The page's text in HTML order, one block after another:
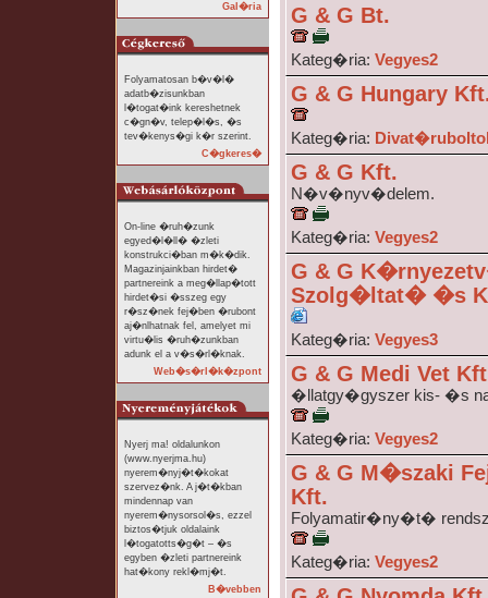
Gal�ria
Folyamatosan b�v�l�
adatb�zisunkban
l�togat�ink kereshetnek
c�gn�v, telep�l�s, �s
tev�kenys�gi k�r szerint.
C�gkeres�
On-line �ruh�zunk
egyed�l�ll� �zleti
konstrukci�ban m�k�dik.
Magazinjainkban hirdet�
partnereink a meg�llap�tott
hirdet�si �sszeg egy
r�sz�nek fej�ben �rubont
aj�nlhatnak fel, amelyet mi
virtu�lis �ruh�zunkban
adunk el a v�s�rl�knak.
Web�s�rl�k�zpont
Nyerj ma! oldalunkon
(www.nyerjma.hu)
nyerem�nyj�t�kokat
szervez�nk. A j�t�kban
mindennap van
nyerem�nysorsol�s, ezzel
biztos�tjuk oldalaink
l�togatotts�g�t – �s
egyben �zleti partnereink
hat�kony rekl�mj�t.
B�vebben
G & G Bt.
Kateg�ria: Vegyes2
G & G Hungary
Kateg�ria:
G & G Kft.
N�v�nyv�delem.
Kateg�ria: Vegyes2
G & G
Szolg�ltat� �s
Kateg�ria: Vegyes3
G & G Medi Vet
�llatgy�gyszer kis- �s
Kateg�ria: Vegyes2
G & G M�szaki
Kft.
Folyamatir�ny�t�
Kateg�ria: Vegyes2